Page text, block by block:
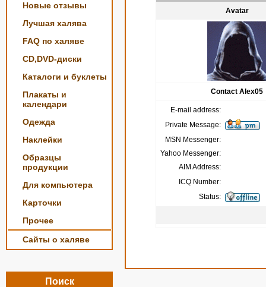
Новые отзывы
Лучшая халява
FAQ по халяве
CD,DVD-диски
Каталоги и буклеты
Плакаты и
календари
Одежда
Наклейки
Образцы
продукции
Для компьютера
Карточки
Прочее
Сайты о халяве
Поиск
Avatar
Contact Alex05
E-mail address:
Private Message:
MSN Messenger:
Yahoo Messenger:
AIM Address:
ICQ Number:
Status: